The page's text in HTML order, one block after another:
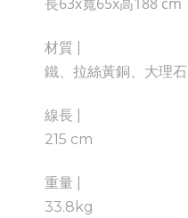
材質 |
鐵、拉絲黃銅、大理石
線長 |
215 cm
重量 |
33.8kg